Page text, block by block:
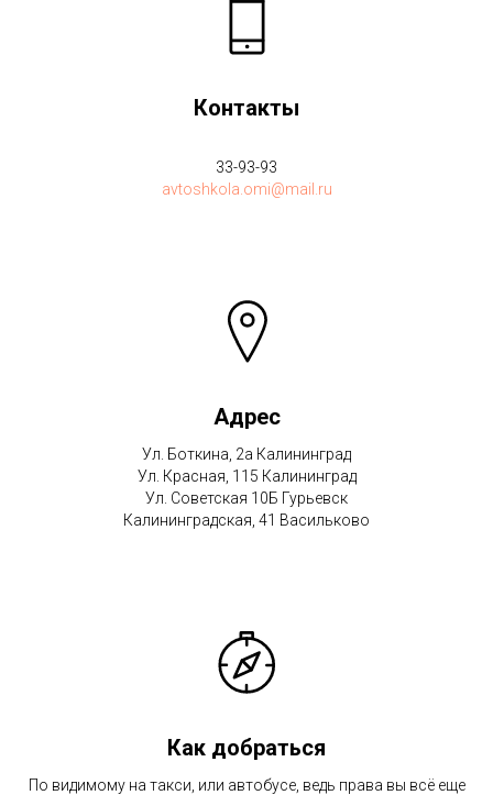
Контакты
33-93-93
avtoshkola.omi@mail.ru
Адрес
Ул. Боткина, 2а Калининград
Ул. Красная, 115 Калининград
Ул. Советская 10Б Гурьевск
Калининградская, 41 Васильково
Как добраться
По видимому на такси, или автобусе, ведь права вы всё еще